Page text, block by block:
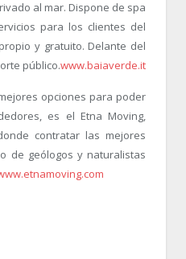
al mar. Dispone de spa
para los clientes del
y gratuito. Delante del
público.www.baiaverde.it
opciones para poder
es el Etna Moving,
contratar las mejores
de geólogos y naturalistas